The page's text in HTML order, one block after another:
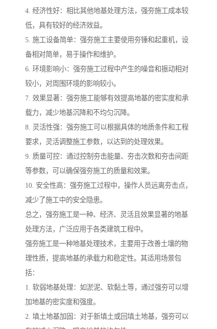
4. 经济性好：相比其他地基处理方法，强夯施工成本较
低，具有较好的经济效益。
5. 施工设备简单：强夯施工主要使用夯锤和起重机，设
备相对简单，易于操作和维护。
6. 环境影响小：强夯施工过程中产生的噪音和振动相对
较小，对周围环境的影响较小。
7. 效果显著：强夯施工能够有效提高地基的密实度和承
载力，减少地基沉降和不均匀沉降。
8. 灵活性强：强夯施工可以根据具体的地质条件和工程
要求，灵活调整施工参数，以达到的处理效果。
9. 质量可控：通过控制夯击能量、夯击次数和夯击间距
等参数，可以确保强夯施工的质量和效果。
10. 安全性高：强夯施工过程中，操作人员远离夯击点，
减少了施工中的安全隐患。
总之，强夯施工是一种、经济、灵活且效果显著的地基
处理方法，广泛应用于各类建筑工程中。
强夯施工是一种地基处理技术，主要用于改善土壤的物
理性质，提高地基的承载力和稳定性。其适用场景包
括：
1. 软弱地基处理：如淤泥、软黏土等，通过强夯可以增
加地基的密实度和强度。
2. 填土地基加固：对于新填土或回填土地基，强夯可以